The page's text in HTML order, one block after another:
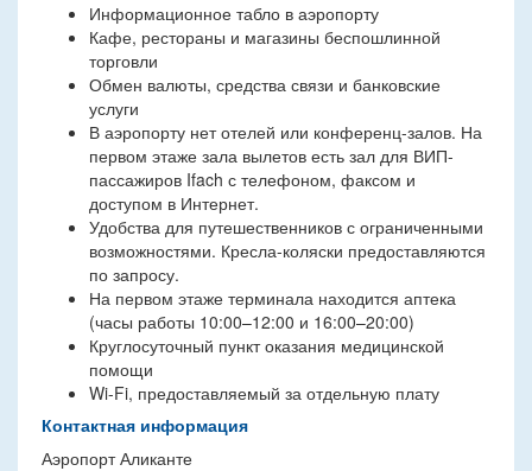
Информационное табло в аэропорту
Кафе, рестораны и магазины беспошлинной
торговли
Обмен валюты, средства связи и банковские
услуги
В аэропорту нет отелей или конференц-залов. На
первом этаже зала вылетов есть зал для ВИП-
пассажиров Ifach с телефоном, факсом и
доступом в Интернет.
Удобства для путешественников с ограниченными
возможностями. Кресла-коляски предоставляются
по запросу.
На первом этаже терминала находится аптека
(часы работы 10:00–12:00 и 16:00–20:00)
Круглосуточный пункт оказания медицинской
помощи
Wi-Fi, предоставляемый за отдельную плату
Контактная информация
Аэропорт Аликанте